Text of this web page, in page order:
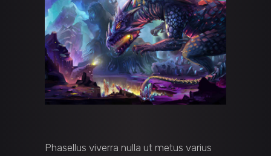
Phasellus viverra nulla ut metus varius